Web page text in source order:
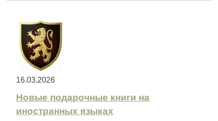
16.03.2026
Новые подарочные книги на
иностранных языках